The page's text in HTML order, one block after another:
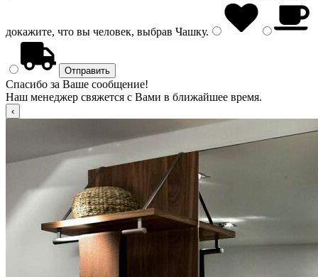
докажите, что вы человек, выбрав Чашку.
Спасибо за Ваше сообщение!
Наш менеджер свяжется с Вами в ближайшее время.